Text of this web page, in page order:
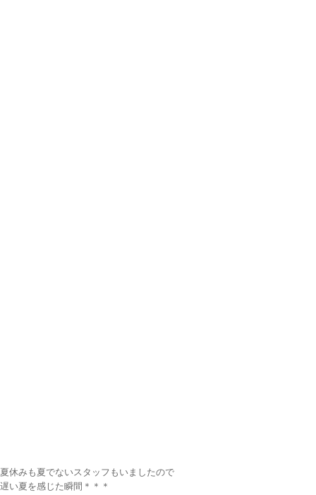
夏休みも夏でないスタッフもいましたので
遅い夏を感じた瞬間＊＊＊